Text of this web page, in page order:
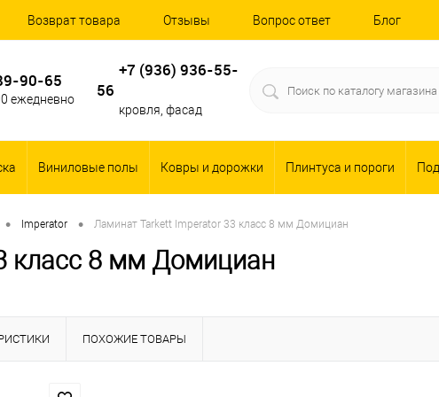
Возврат товара Отзывы Вопрос ответ Блог
90-65
ежедневно
+7 (936) 936-55-
56
кровля, фасад
Виниловые полы Ковры и дорожки Плинтуса и пороги
• Imperator • Ламинат Tarkett Imperator 33 класс 8 мм Домициан
класс 8 мм Домициан
ПОХОЖИЕ ТОВАРЫ